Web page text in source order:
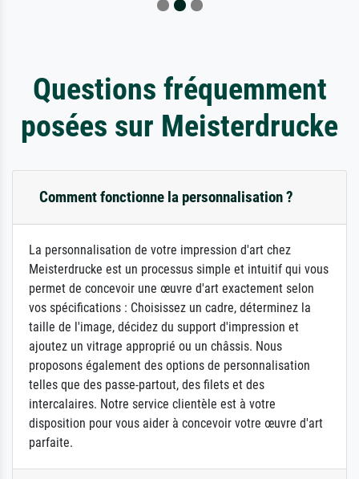
Questions fréquemment
posées sur Meisterdrucke
Comment fonctionne la personnalisation ?
La personnalisation de votre impression d'art chez
Meisterdrucke est un processus simple et intuitif qui vous
permet de concevoir une œuvre d'art exactement selon
vos spécifications : Choisissez un cadre, déterminez la
taille de l'image, décidez du support d'impression et
ajoutez un vitrage approprié ou un châssis. Nous
proposons également des options de personnalisation
telles que des passe-partout, des filets et des
intercalaires. Notre service clientèle est à votre
disposition pour vous aider à concevoir votre œuvre d'art
parfaite.